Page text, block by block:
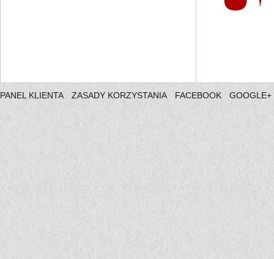
PANEL KLIENTA ZASADY KORZYSTANIA FACEBOOK GOOGLE+